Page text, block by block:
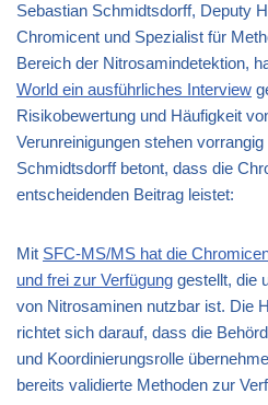
Sebastian Schmidtsdorff, Deputy
Chromicent und Spezialist für
Bereich der Nitrosamindetektion,
World ein ausführliches Interview
Risikobewertung und Häufigkeit
Verunreinigungen stehen
Schmidtsdorff betont, dass die
entscheidenden Beitrag leistet:
Mit SFC-MS/MS hat die
und frei zur Verfügung gestellt, die
von Nitrosaminen nutzbar ist. Die
richtet sich darauf, dass die
und Koordinierungsrolle
bereits validierte Methoden zur